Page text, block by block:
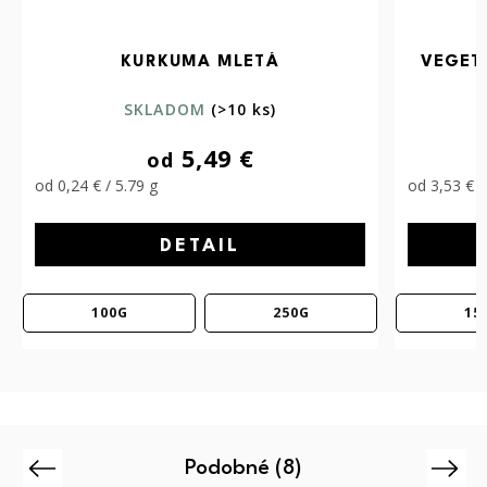
VEGETA TALIANSKA – BEZ SOLI S
SKLADOM (>10 ks)
od 5,99 €
od 3,53 € / 100 g
DETAIL
150G 300G
od 2,32 €
Podobné (8)
Previous Next